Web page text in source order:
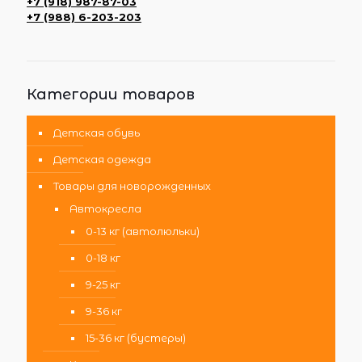
+7 (988) 6-203-203
Категории товаров
Детская обувь
Детская одежда
Товары для новорожденных
Автокресла
0-13 кг (автолюльки)
0-18 кг
9-25 кг
9-36 кг
15-36 кг (бустеры)